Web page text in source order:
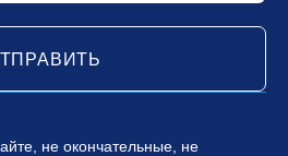
не окончательные, не